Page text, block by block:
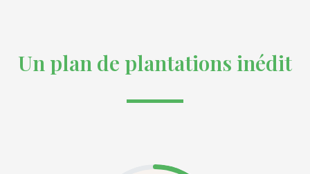
Un plan de plantations inédit